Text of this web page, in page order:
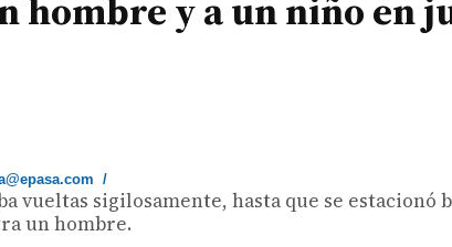
hombre y a un niño en
/
vueltas sigilosamente, hasta que se estacionó
un hombre.